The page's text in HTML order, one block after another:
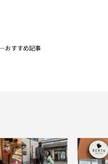
おすすめ記事